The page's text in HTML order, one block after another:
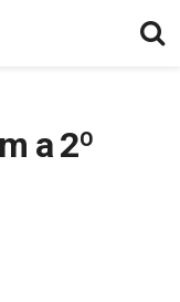
a 2º